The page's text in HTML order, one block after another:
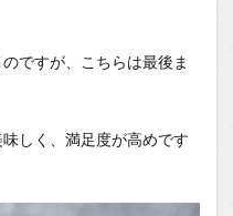
ですが、こちらは最後ま
しく、満足度が高めです